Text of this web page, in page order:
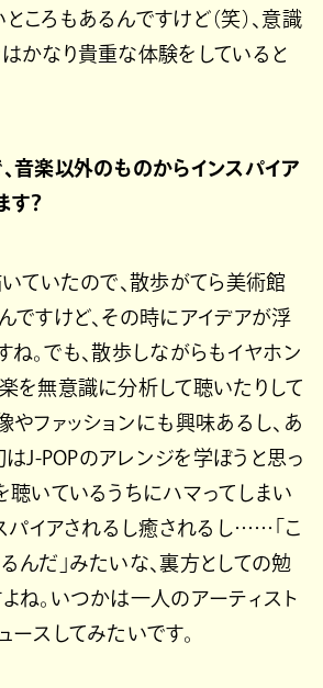
ころもあるんですけど（笑）、意識
かなり貴重な体験をしていると
音楽以外のものからインスパイア
す？
いていたので、散歩がてら美術館
ですけど、その時にアイデアが浮
ね。でも、散歩しながらもイヤホン
を無意識に分析して聴いたりして
やファッションにも興味あるし、あ
はJ-POPのアレンジを学ぼうと思っ
聴いているうちにハマってしまい
スパイアされるし癒されるし……「こ
んだ」みたいな、裏方としての勉
ね。いつかは一人のアーティスト
ースしてみたいです。